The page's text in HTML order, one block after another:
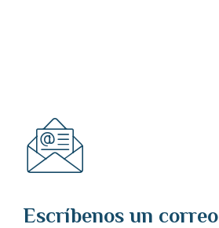
Escríbenos un correo